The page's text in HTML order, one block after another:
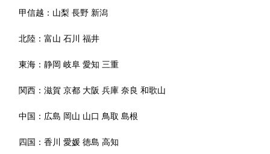
甲信越： 山梨 長野 新潟
北陸：富山 石川 福井
東海：静岡 岐阜 愛知 三重
関西：滋賀 京都 大阪 兵庫 奈良 和歌山
中国： 広島 岡山 山口 鳥取 島根
四国：香川 愛媛 徳島 高知